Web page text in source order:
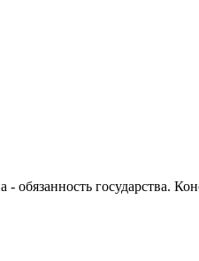
обязанность государства.